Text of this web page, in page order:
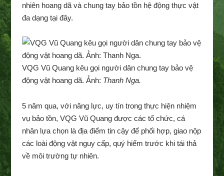
nhiên hoang dã và chung tay bảo tồn hệ động thực vật
đa dạng tại đây.
VQG Vũ Quang kêu gọi người dân chung tay bảo vệ
động vật hoang dã. Ảnh: Thanh Nga.
5 năm qua, với năng lực, uy tín trong thực hiện nhiệm
vụ bảo tồn, VQG Vũ Quang được các tổ chức, cá
nhân lựa chọn là địa điểm tin cậy để phối hợp, giao nộp
các loài động vật nguy cấp, quý hiếm trước khi tái thả
về môi trường tự nhiên.